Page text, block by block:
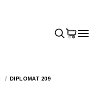
DIPLOMAT 209